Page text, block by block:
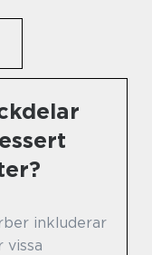
inkluderar
vissa